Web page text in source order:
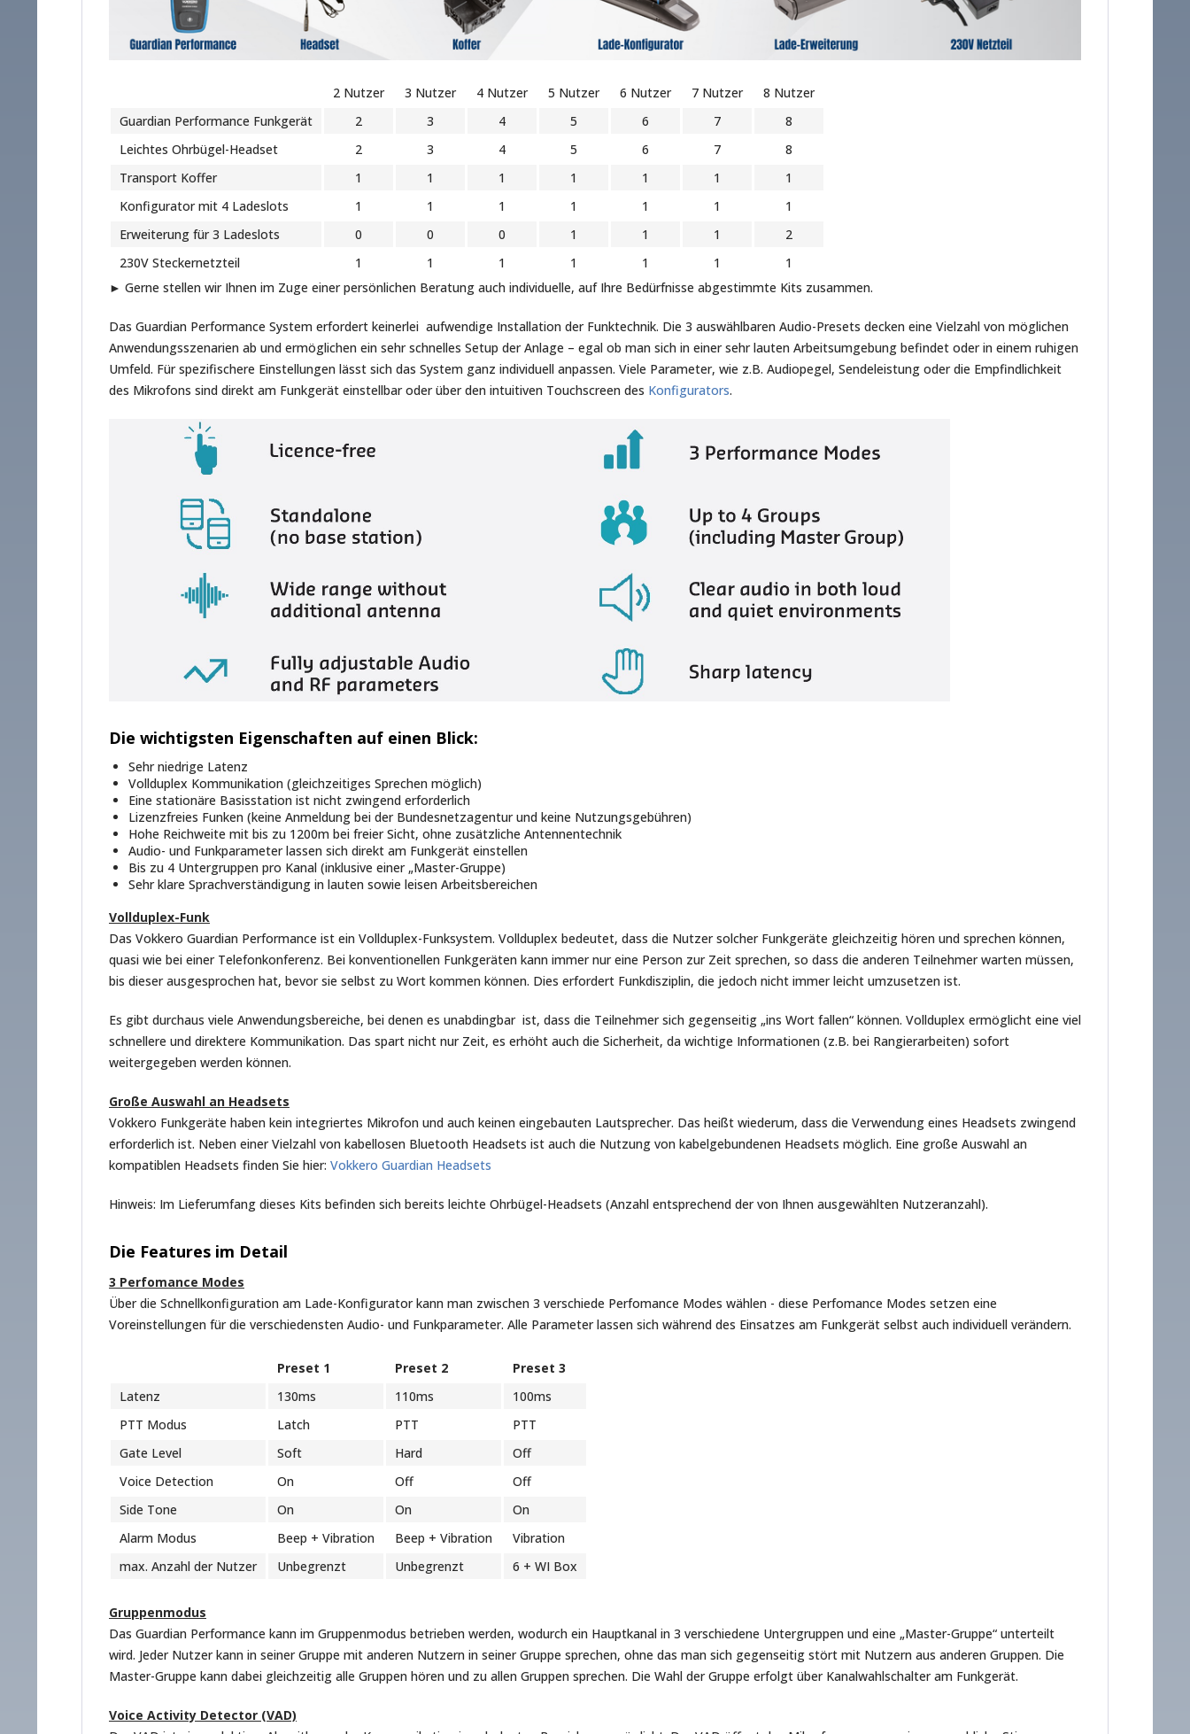
2 Nutzer 3 Nutzer 4 Nutzer 5 Nutzer 6 Nutzer 7 Nutzer
8 Nutzer
Guardian Performance Funkgerät
2 3 4 5 6 7
8
Leichtes Ohrbügel-Headset
2 3 4 5 6 7
8
Transport Koffer
1 1 1 1 1 1
1
Konfigurator mit 4 Ladeslots
1 1 1 1 1 1
1
Erweiterung für 3 Ladeslots
0 0 0 1 1 1
2
230V Steckernetzteil
1 1 1 1 1 1
1
► Gerne stellen wir Ihnen im Zuge einer persönlichen Beratung auch individuelle, auf Ihre Bedürfnisse abgestimmte Kits zusammen.
Das Guardian Performance System erfordert keinerlei aufwendige Installation der Funktechnik. Die 3 auswählbaren Audio-Presets decken eine Vielzahl von möglichen
Anwendungsszenarien ab und ermöglichen ein sehr schnelles Setup der Anlage – egal ob man sich in einer sehr lauten Arbeitsumgebung befindet oder in einem ruhigen
Umfeld. Für spezifischere Einstellungen lässt sich das System ganz individuell anpassen. Viele Parameter, wie z.B. Audiopegel, Sendeleistung oder die Empfindlichkeit
des Mikrofons sind direkt am Funkgerät einstellbar oder über den intuitiven Touchscreen des Konfigurators.
Die wichtigsten Eigenschaften auf einen Blick:
Sehr niedrige Latenz
Vollduplex Kommunikation (gleichzeitiges Sprechen möglich)
Eine stationäre Basisstation ist nicht zwingend erforderlich
Lizenzfreies Funken (keine Anmeldung bei der Bundesnetzagentur und keine Nutzungsgebühren)
Hohe Reichweite mit bis zu 1200m bei freier Sicht, ohne zusätzliche Antennentechnik
Audio- und Funkparameter lassen sich direkt am Funkgerät einstellen
Bis zu 4 Untergruppen pro Kanal (inklusive einer „Master-Gruppe)
Sehr klare Sprachverständigung in lauten sowie leisen Arbeitsbereichen
Vollduplex-Funk
Das Vokkero Guardian Performance ist ein Vollduplex-Funksystem. Vollduplex bedeutet, dass die Nutzer solcher Funkgeräte gleichzeitig hören und sprechen können,
quasi wie bei einer Telefonkonferenz. Bei konventionellen Funkgeräten kann immer nur eine Person zur Zeit sprechen, so dass die anderen Teilnehmer warten müssen,
bis dieser ausgesprochen hat, bevor sie selbst zu Wort kommen können. Dies erfordert Funkdisziplin, die jedoch nicht immer leicht umzusetzen ist.
Es gibt durchaus viele Anwendungsbereiche, bei denen es unabdingbar ist, dass die Teilnehmer sich gegenseitig „ins Wort fallen“ können. Vollduplex ermöglicht eine viel
schnellere und direktere Kommunikation. Das spart nicht nur Zeit, es erhöht auch die Sicherheit, da wichtige Informationen (z.B. bei Rangierarbeiten) sofort
weitergegeben werden können.
Große Auswahl an Headsets
Vokkero Funkgeräte haben kein integriertes Mikrofon und auch keinen eingebauten Lautsprecher. Das heißt wiederum, dass die Verwendung eines Headsets zwingend
erforderlich ist. Neben einer Vielzahl von kabellosen Bluetooth Headsets ist auch die Nutzung von kabelgebundenen Headsets möglich. Eine große Auswahl an
kompatiblen Headsets finden Sie hier: Vokkero Guardian Headsets
Hinweis: Im Lieferumfang dieses Kits befinden sich bereits leichte Ohrbügel-Headsets (Anzahl entsprechend der von Ihnen ausgewählten Nutzeranzahl).
Die Features im Detail
3 Perfomance Modes
Über die Schnellkonfiguration am Lade-Konfigurator kann man zwischen 3 verschiede Perfomance Modes wählen - diese Perfomance Modes setzen eine
Voreinstellungen für die verschiedensten Audio- und Funkparameter. Alle Parameter lassen sich während des Einsatzes am Funkgerät selbst auch individuell verändern.
Preset 1 Preset 2
Preset 3
Latenz
130ms 110ms
100ms
PTT Modus
Latch PTT
PTT
Gate Level
Soft Hard
Off
Voice Detection
On Off
Off
Side Tone
On On
On
Alarm Modus
Beep + Vibration Beep + Vibration
Vibration
max. Anzahl der Nutzer
Unbegrenzt Unbegrenzt 6 + WI Box
Gruppenmodus
Das Guardian Performance kann im Gruppenmodus betrieben werden, wodurch ein Hauptkanal in 3 verschiedene Untergruppen und eine „Master-Gruppe“ unterteilt
wird. Jeder Nutzer kann in seiner Gruppe mit anderen Nutzern in seiner Gruppe sprechen, ohne das man sich gegenseitig stört mit Nutzern aus anderen Gruppen. Die
Master-Gruppe kann dabei gleichzeitig alle Gruppen hören und zu allen Gruppen sprechen. Die Wahl der Gruppe erfolgt über Kanalwahlschalter am Funkgerät.
Voice Activity Detector (VAD)